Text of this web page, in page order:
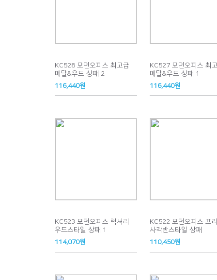
KC528 모던오피스 최고급
메탈&우드 상패 2
116,440원
KC527 모던오피스 최
메탈&우드 상패 1
116,440원
KC523 모던오피스 럭셔리
우드스타일 상패 1
114,070원
KC522 모던오피스 프
사각반스타일 상패
110,450원